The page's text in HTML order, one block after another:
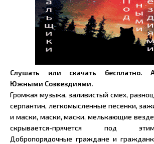
Слушать или скачать бесплатно.
Южными Созвездиями.
Громкая музыка, заливистый смех,
серпантин, легкомысленные песенки,
и маски, маски, маски, мелькающие
скрывается-прячется под
Добропорядочные граждане и